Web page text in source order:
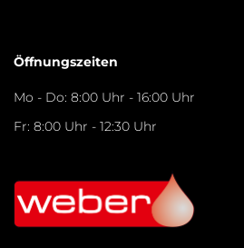
Öffnungszeiten
Mo - Do: 8:00 Uhr - 16:00 Uhr
Fr: 8:00 Uhr - 12:30 Uhr